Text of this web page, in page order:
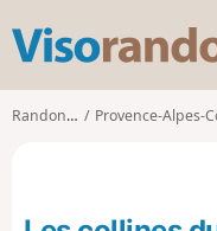
Randonnées Provence-Alpes-Côte